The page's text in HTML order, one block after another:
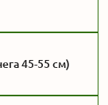
45-55 см)